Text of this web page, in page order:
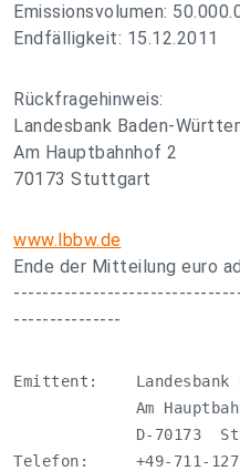
Emissionsvolumen:
Endfälligkeit: 15.12.2011
Rückfragehinweis:
Landesbank Baden-
Am Hauptbahnhof 2
70173 Stuttgart
www.lbbw.de
Ende der Mitteilung euro
---------------
Emittent:    Landesbank
Am
D-70173
Telefon:     +49-711-